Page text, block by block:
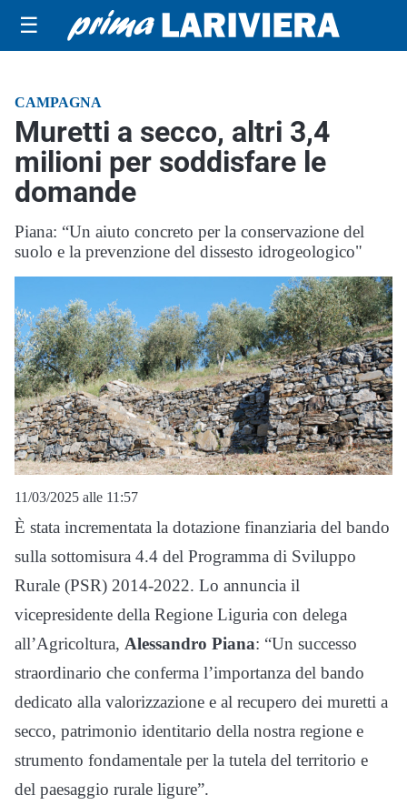
☰
CAMPAGNA
Muretti a secco, altri 3,4
milioni per soddisfare le
domande
Piana: “Un aiuto concreto per la conservazione del
suolo e la prevenzione del dissesto idrogeologico"
11/03/2025 alle 11:57
È stata incrementata la dotazione finanziaria del bando
sulla sottomisura 4.4 del Programma di Sviluppo
Rurale (PSR) 2014-2022. Lo annuncia il
vicepresidente della Regione Liguria con delega
all’Agricoltura, Alessandro Piana: “Un successo
straordinario che conferma l’importanza del bando
dedicato alla valorizzazione e al recupero dei muretti a
secco, patrimonio identitario della nostra regione e
strumento fondamentale per la tutela del territorio e
del paesaggio rurale ligure”.